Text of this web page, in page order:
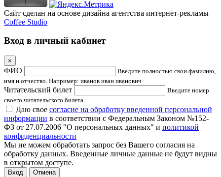
Сайт сделан на основе дизайна агентства интернет-рекламы
Coffee Studio
Вход в личный кабинет
×
ФИО
Введите полностью свои фамилию,
имя и отчество. Например: иванов иван иванович
Читательский билет
Введите номер
своего читательского билета.
Даю свое согласие на обработку введенной персональной
информации в соответствии с Федеральным Законом №152-
ФЗ от 27.07.2006 "О персональных данных" и политикой
конфиденциальности
Мы не можем обработать запрос без Вашего согласия на
обработку данных. Введенные личные данные не будут видны
в открытом доступе.
Отмена